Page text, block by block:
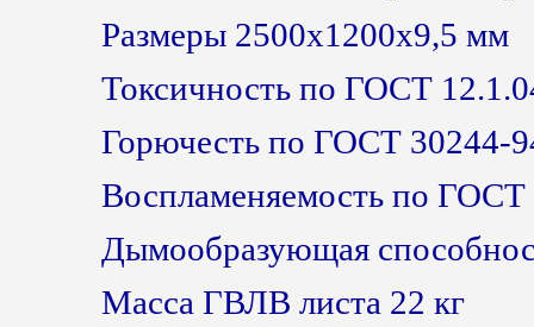
Размеры 2500х1200х9,5 мм
Токсичность по ГОСТ
Горючесть по ГОСТ 30244-
Воспламеняемость по
Дымообразующая
Масса ГВЛВ листа 22 кг